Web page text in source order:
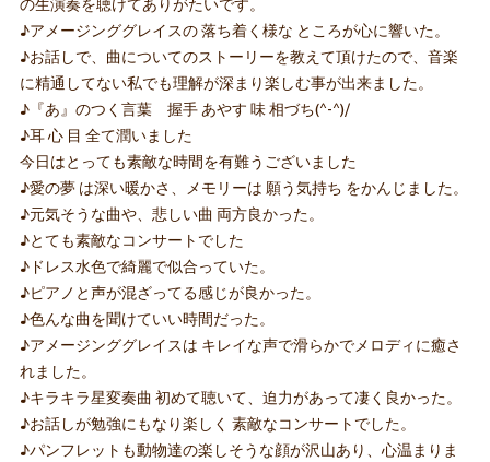
の生演奏を聴けてありがたいです。
♪アメージンググレイスの 落ち着く様な ところが心に響いた。
♪お話しで、曲についてのストーリーを教えて頂けたので、音楽
に精通してない私でも理解が深まり楽しむ事が出来ました。
♪『あ』のつく言葉 握手 あやす 味 相づち(^-^)/
♪耳 心 目 全て潤いました
今日はとっても素敵な時間を有難うございました
♪愛の夢 は深い暖かさ、メモリーは 願う気持ち をかんじました。
♪元気そうな曲や、悲しい曲 両方良かった。
♪とても素敵なコンサートでした
♪ドレス水色で綺麗で似合っていた。
♪ピアノと声が混ざってる感じが良かった。
♪色んな曲を聞けていい時間だった。
♪アメージンググレイスは キレイな声で滑らかでメロディに癒さ
れました。
♪キラキラ星変奏曲 初めて聴いて、迫力があって凄く良かった。
♪お話しが勉強にもなり楽しく 素敵なコンサートでした。
♪パンフレットも動物達の楽しそうな顔が沢山あり、心温まりま